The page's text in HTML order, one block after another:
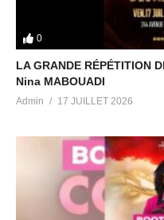
0
LA GRANDE RÉPÉTITION
Nina MABOUADI
Admin 17 JUILLET 2026